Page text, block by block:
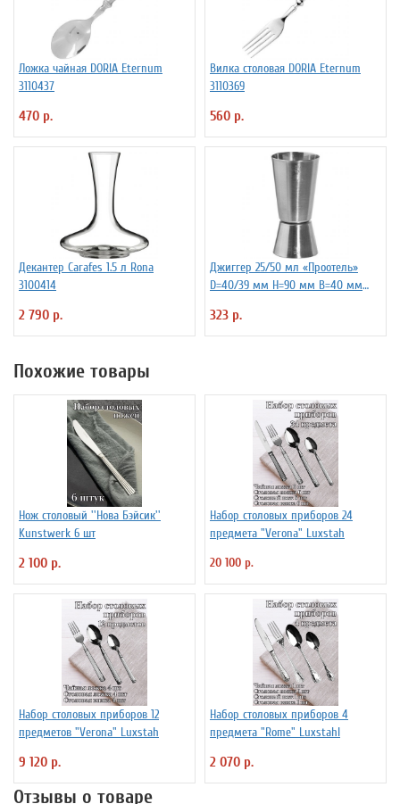
Ложка чайная DORIA Eternum
3110437
470 р.
Вилка столовая DORIA Eternum
3110369
560 р.
Декантер Carafes 1.5 л Rona
3100414
2 790 р.
Джиггер 25/50 мл «Проотель»
D=40/39 мм H=90 мм B=40 мм
323 р.
Похожие товары
Нож столовый ''Нова Бэйсик''
Kunstwerk 6 шт
2 100 р.
Набор столовых приборов 24
предмета "Verona" Luxstah
20 100 р.
Набор столовых приборов 12
предметов "Verona" Luxstah
9 120 р.
Набор столовых приборов 4
предмета "Rome" Luxstahl
2 070 р.
Отзывы о товаре